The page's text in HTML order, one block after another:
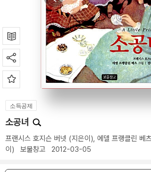
소득공제
소공녀
프랜시스 호지슨 버넷 (지은이), 에델 프랭클린 베츠
이) 보물창고 2012-03-05